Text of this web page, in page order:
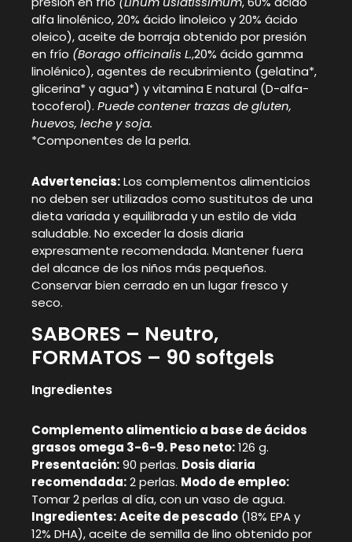
alfa linolénico, 20% ácido linoleico y 20% ácido
oleico), aceite de borraja obtenido por presión
en frío (Borago officinalis L.,20% ácido gamma
linolénico), agentes de recubrimiento (gelatina*,
glicerina* y agua*) y vitamina E natural (D-alfa-
tocoferol). Puede contener trazas de gluten,
huevos, leche y soja.
*Componentes de la perla.
Advertencias:Los complementos alimenticios
no deben ser utilizados como sustitutos de una
dieta variada y equilibrada y un estilo de vida
saludable. No exceder la dosis diaria
expresamente recomendada. Mantener fuera
del alcance de los niños más pequeños.
Conservar bien cerrado en un lugar fresco y
seco.
SABORES – Neutro,
FORMATOS – 90 softgels
Ingredientes
Complemento alimenticio a base de ácidos
grasos omega 3-6-9. Peso neto:126 g.
Presentación:90 perlas. Dosis diaria
recomendada:2 perlas. Modo de empleo:
Tomar 2 perlas al día, con un vaso de agua.
Ingredientes:Aceite de pescado (18% EPA y
12% DHA), aceite de semilla de lino obtenido por